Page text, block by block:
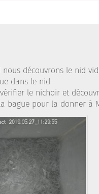
nous découvrons le nid
dans le nid.
le nichoir et
bague pour la donner à